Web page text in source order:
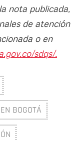
nota publicada,
de atención
o en
sdqs/.
BOGOTÁ